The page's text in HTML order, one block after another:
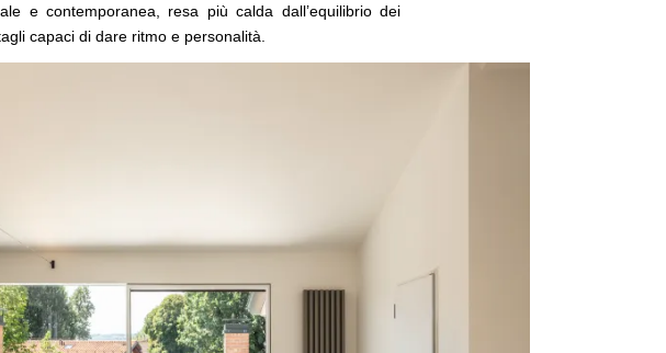
e contemporanea, resa più calda dall’equilibrio dei
capaci di dare ritmo e personalità.